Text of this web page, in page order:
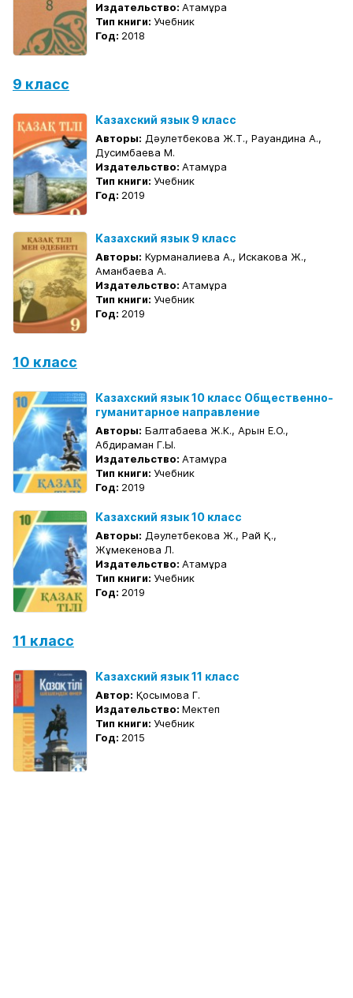
Издательство: Атамұра
Тип книги: Учебник
Год: 2018
9 класс
Казахский язык 9 класс
Авторы: Дәулетбекова Ж.Т., Рауандина А.,
Дусимбаева М.
Издательство: Атамұра
Тип книги: Учебник
Год: 2019
Казахский язык 9 класс
Авторы: Курманалиева А., Искакова Ж.,
Аманбаева А.
Издательство: Атамұра
Тип книги: Учебник
Год: 2019
10 класс
Казахский язык 10 класс Общественно-
гуманитарное направление
Авторы: Балтабаева Ж.К., Арын Е.О.,
Абдираман Г.Ы.
Издательство: Атамұра
Тип книги: Учебник
Год: 2019
Казахский язык 10 класс
Авторы: Дәулетбекова Ж., Рай Қ.,
Жұмекенова Л.
Издательство: Атамұра
Тип книги: Учебник
Год: 2019
11 класс
Казахский язык 11 класс
Автор: Қосымова Г.
Издательство: Мектеп
Тип книги: Учебник
Год: 2015